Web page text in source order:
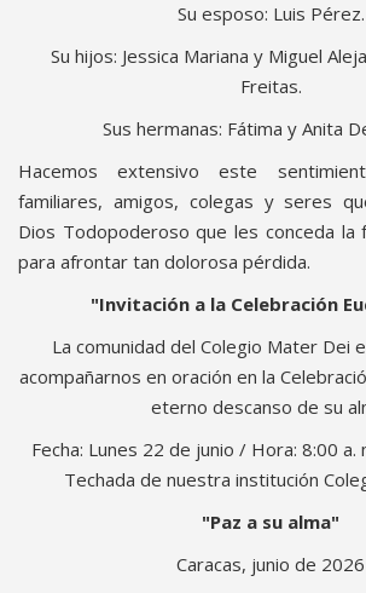
Su esposo: Luis Pérez.
Su hijos: Jessica Mariana y Miguel
Freitas.
Sus hermanas: Fátima y Anita
Hacemos extensivo este
familiares, amigos, colegas y seres
Dios Todopoderoso que les conceda la
para afrontar tan dolorosa pérdida.
"Invitación a la Celebración
La comunidad del Colegio Mater Dei
acompañarnos en oración en la
eterno descanso de su
Fecha: Lunes 22 de junio / Hora: 8:00 a.
Techada de nuestra institución
"Paz a su alma"
Caracas, junio de 2026